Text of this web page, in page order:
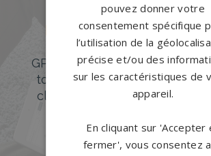
Des pierres tombales
originales
GPG Granit offre un large
tombales en granit de styles
classiques ou originales à
DÉCOUVREZ NOTRE
Accompagnement sur-
pouvez donner votre
consentement spécifique
l’utilisation de la
précise et/ou des
sur les caractéristiques de
appareil.
En cliquant sur 'Accepter
fermer', vous consentez